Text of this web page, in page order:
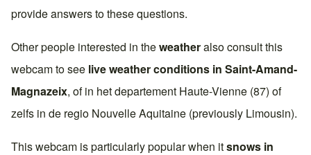
provide answers to these questions.
Other people interested in theweatheralso consult this
webcam to see live weather conditions in Saint-Amand-
Magnazeix, of in het departement Haute-Vienne (87) of
zelfs in de regio Nouvelle Aquitaine (previously Limousin).
This webcam is particularly popular when itsnows in